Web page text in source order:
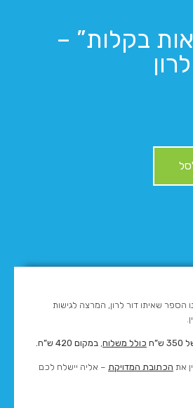
בקלות” –
הספר שאיתו דור לרון, המרצה לגישות
כולל משלוח, במקום 420 ש”ח.
את הכתובת המדויקת – אליה יישלח לכם